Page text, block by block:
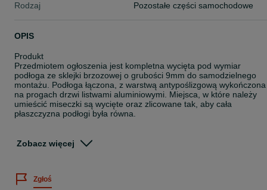
Rodzaj
Pozostałe części samochodowe
OPIS
Produkt
Przedmiotem ogłoszenia jest kompletna wycięta pod wymiar
podłoga ze sklejki brzozowej o grubości 9mm do samodzielnego
montażu. Podłoga łączona, z warstwą antypoślizgową wykończona
na progach drzwi listwami aluminiowymi. Miejsca, w które należy
umieścić miseczki są wycięte oraz zlicowane tak, aby cała
płaszczyzna podłogi była równa.
kawałku do 4 m.
Kit montażowy
Zobacz więcej
Zgłoś